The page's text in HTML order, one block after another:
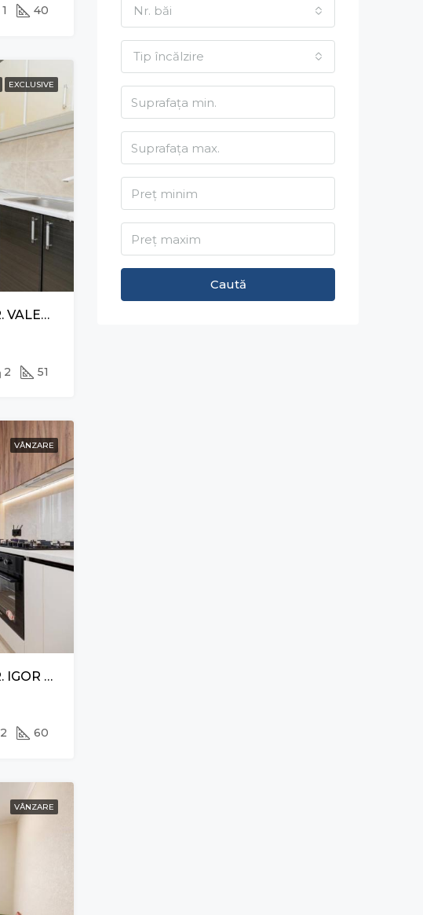
1 40
EXCLUSIVE
APARTAMENT CU 2 CAMERE, STR. VALEA CRUCII, BOTANICA
2 51
VÂNZARE
APARTAMENT CU 2 CAMERE, STR. IGOR VIERU, CIOCANA
2 60
VÂNZARE
Nr. băi
Tip încălzire
Caută